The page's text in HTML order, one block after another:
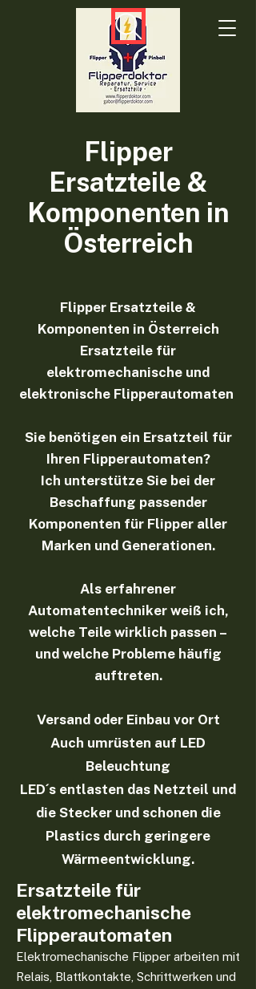
Flipper
Ersatzteile &
Komponenten in
Österreich
Flipper Ersatzteile &
Komponenten in Österreich
Ersatzteile für
elektromechanische und
elektronische Flipperautomaten
Sie benötigen ein Ersatzteil für
Ihren Flipperautomaten?
Ich unterstütze Sie bei der
Beschaffung passender
Komponenten für Flipper aller
Marken und Generationen.
Als erfahrener
Automatentechniker weiß ich,
welche Teile wirklich passen –
und welche Probleme häufig
auftreten.
Versand oder Einbau vor Ort
Auch umrüsten auf LED
Beleuchtung
LED´s entlasten das Netzteil und
die Stecker und schonen die
Plastics durch geringere
Wärmeentwicklung.
Ersatzteile für
elektromechanische
Flipperautomaten
Elektromechanische Flipper arbeiten mit
Relais, Blattkontakte, Schrittwerken und